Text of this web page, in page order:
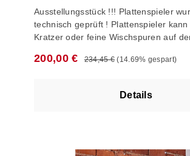
Ausstellungsstück !!! Plattenspieler
technisch geprüft ! Plattenspieler kann
Kratzer oder feine Wischspuren auf
Plattenspieler verfügt über einen DC-
wählbaren Phono-Vorverstärker. Der
ausgestattet, der Ihnen einen direkten
Verkaufspreis:
200,00 € Regulärer Preis:
234,45 € (14.69% gespart)
Details